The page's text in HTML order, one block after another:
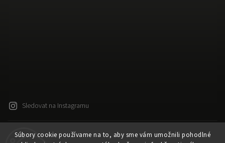
Súbory cookie používame na to, aby sme vám umožnili pohodlné
Sledovat na Instagramu
Copyright 2026Released. Všechna práva vyhrazena.